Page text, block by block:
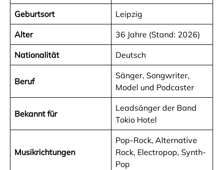
Geburtsort Leipzig
Alter 36 Jahre (Stand: 2026)
Nationalität Deutsch
Beruf
Sänger, Songwriter,
Model und Podcaster
Bekannt für
Leadsänger der Band
Tokio Hotel
Musikrichtungen
Pop-Rock, Alternative
Rock, Electropop, Synth-
Pop